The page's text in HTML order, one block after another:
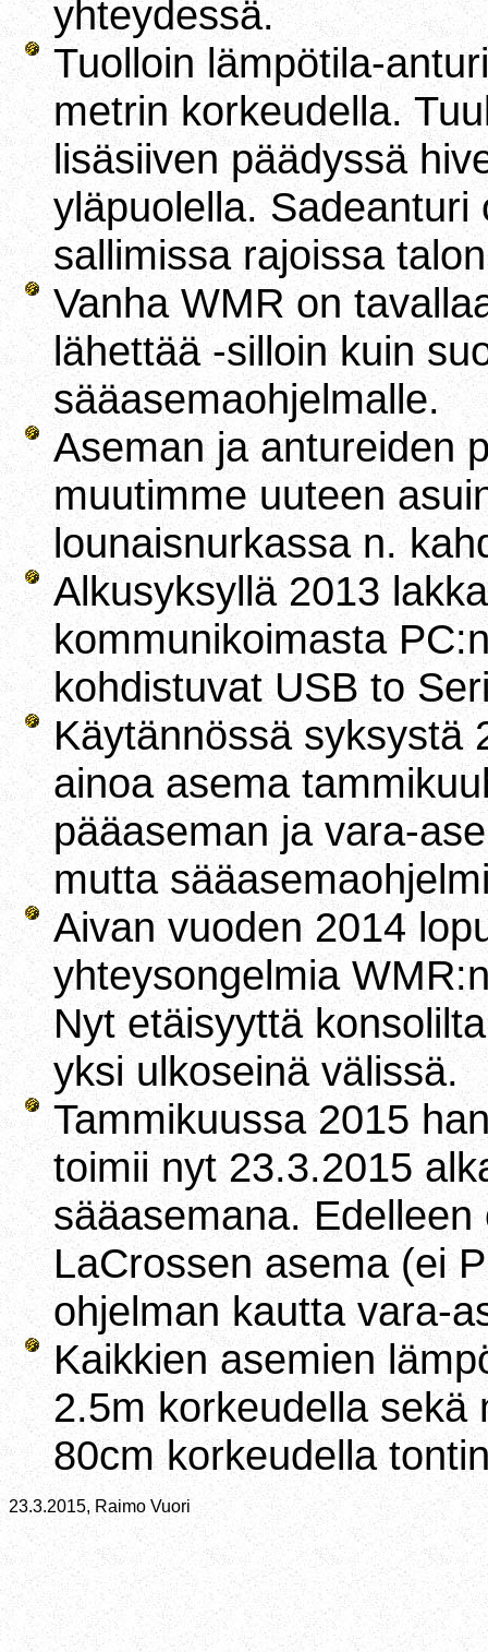
yhteydessä.
Tuolloin lämpötila-
metrin korkeudella.
lisäsiiven päädyssä
yläpuolella.
sallimissa rajoissa
Vanha WMR on
lähettää -silloin kuin
sääasemaohjelmalle.
Aseman ja antureiden
muutimme uuteen
lounaisnurkassa n.
Alkusyksyllä 2013
kommunikoimasta
kohdistuvat USB to
Käytännössä syksystä
ainoa asema
pääaseman ja vara-
mutta
Aivan vuoden 2014
yhteysongelmia
Nyt etäisyyttä
yksi ulkoseinä välissä.
Tammikuussa 2015
toimii nyt 23.3.2015
sääasemana.
LaCrossen asema (ei
ohjelman kautta vara-
Kaikkien asemien
2.5m korkeudella sekä
80cm korkeudella
23.3.2015, Raimo Vuori